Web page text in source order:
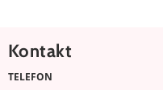
Kontakt
TELEFON